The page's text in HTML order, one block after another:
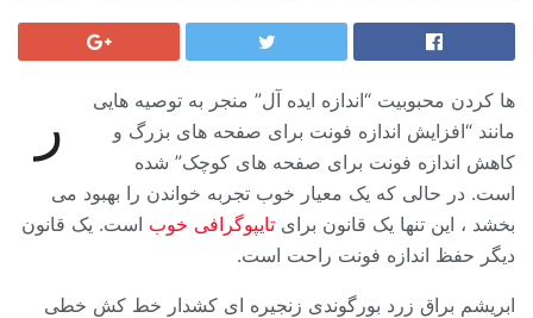
ر
ها کردن محبوبیت “اندازه ایده آل” منجر به توصیه هایی
مانند “افزایش اندازه فونت برای صفحه های بزرگ و
کاهش اندازه فونت برای صفحه های کوچک” شده
است. در حالی که یک معیار خوب تجربه خواندن را بهبود می
بخشد ، این تنها یک قانون برای تایپوگرافی خوب است. یک قانون
دیگر حفظ اندازه فونت راحت است.
ابریشم براق زرد بورگوندی زنجیره ای کشدار خط کش خطی